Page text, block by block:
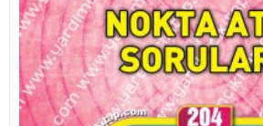
1. SINIF 1. YARIYIL İKTİSAT
1. SINIF 2. YARIYIL İKTİSAT
2. SINIF 3. YARIYIL İKTİSAT